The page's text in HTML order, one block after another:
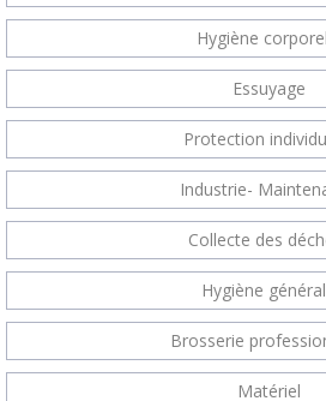
Hygiène
Essuyage
Protection
Industrie-
Collecte des
Hygiène
Brosserie
Matériel